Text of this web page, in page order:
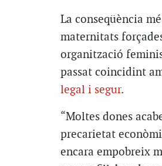
La conseqüència
maternitats
organització
passat coincidint
legal i segur.
“Moltes dones
precarietat
encara empobreix